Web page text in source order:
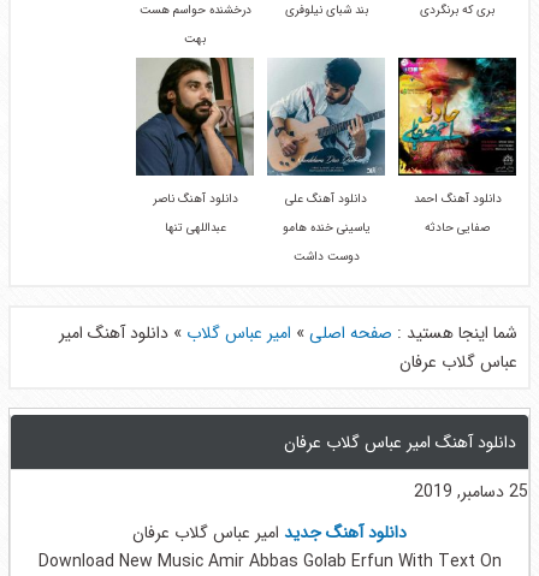
بری که برنگردی
بند شبای نیلوفری
درخشنده حواسم هست
بهت
دانلود آهنگ احمد
صفایی حادثه
دانلود آهنگ علی
یاسینی خنده هامو
دوست داشت
دانلود آهنگ ناصر
عبداللهی تنها
شما اینجا هستید : صفحه اصلی» امیر عباس گلاب » دانلود آهنگ امیر
عباس گلاب عرفان
دانلود آهنگ امیر عباس گلاب عرفان
25 دسامبر, 2019
دانلود آهنگ جدیدامیر عباس گلاب عرفان
Download New Music Amir Abbas Golab Erfun With Text On